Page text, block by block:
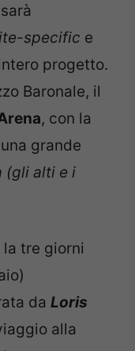
specific e
progetto.
Baronale, il
, con la
grande
(gli alti e i
la tre giorni
da Loris
alla